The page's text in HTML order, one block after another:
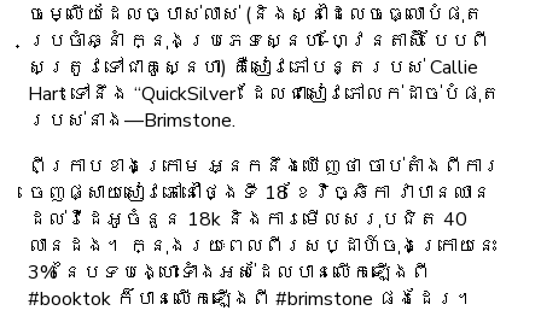
ចម្លើយដែលច្បាស់លាស់ (និង​ស្នាដៃ​លេចធ្លោ​បំផុត​
ប្រចាំឆ្នាំ ក្នុងប្រភេទ​ស្នេហា-ហ្វែនតាស៊ី បែបពី
សត្រូវទៅជាគូស្នេហា) គឺ​សៀវភៅបន្ត​របស់ Callie
Hart ទៅនឹង “QuickSilver” ដែលជាសៀវភៅលក់ដាច់បំផុត
របស់នាង—Brimstone.
ពីក្រាបខាងក្រោម អ្នកនឹងឃើញថា ចាប់តាំងពីការ
ចេញផ្សាយសៀវភៅនៅថ្ងៃទី 18 ខែវិច្ឆិកា វាបានឈាន
ដល់វីដេអូចំនួន 18k និងការមើលសរុបជិត 40
លានដង។ ក្នុងរយៈពេលពីរសប្ដាហ៍ចុងក្រោយនេះ
3% នៃបទបង្ហោះទាំងអស់ដែលបានលើកឡើងពី
#booktok ក៏បានលើកឡើងពី #brimstone ផងដែរ។